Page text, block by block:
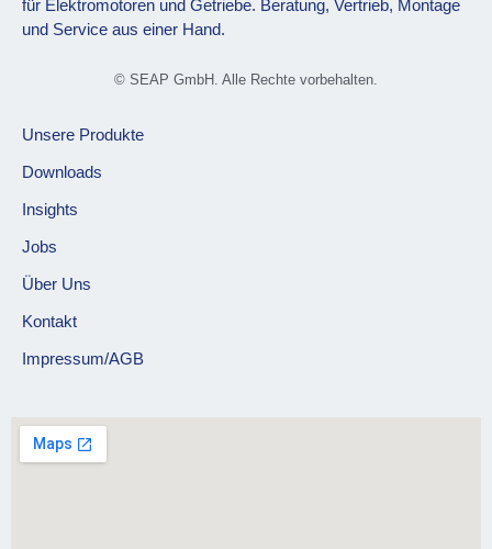
für Elektromotoren und Getriebe. Beratung, Vertrieb, Montage
und Service aus einer Hand.
© SEAP GmbH. Alle Rechte vorbehalten.
Unsere Produkte
Downloads
Insights
Jobs
Über Uns
Kontakt
Impressum/AGB